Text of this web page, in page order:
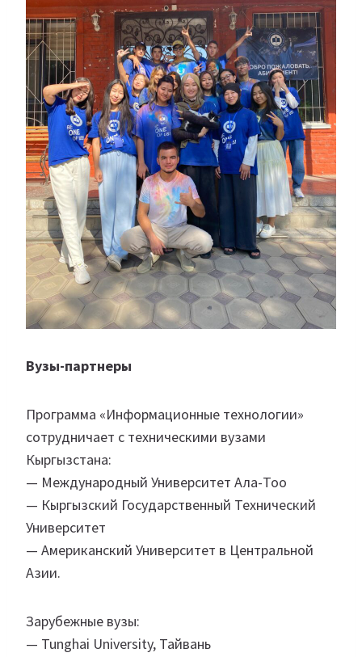
Вузы-партнеры
Программа «Информационные технологии»
сотрудничает с техническими вузами
Кыргызстана:
— Международный Университет Ала-Тоо
— Кыргызский Государственный Технический
Университет
— Американский Университет в Центральной
Азии.
Зарубежные вузы:
— Tunghai University, Тайвань